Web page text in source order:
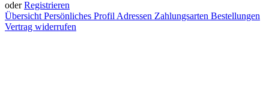
oderRegistrieren
Übersicht Persönliches Profil Adressen Zahlungsarten Bestellungen
Vertrag widerrufen